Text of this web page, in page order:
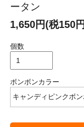
ータン
1,650円(税150
個数
ボンボンカラー